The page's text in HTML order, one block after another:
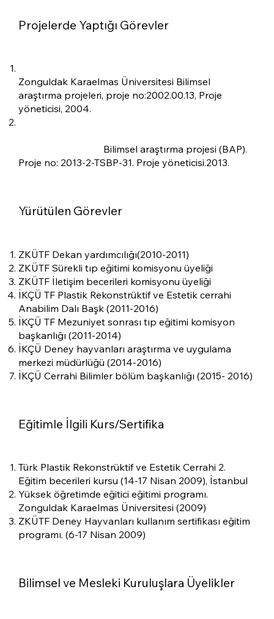
Projelerde Yaptığı Görevler
Zonguldak Karaelmas Üniversitesi Bilimsel
araştırma projeleri, proje no:2002.00.13, Proje
yöneticisi, 2004.
Bilimsel araştırma projesi (BAP).
Proje no: 2013-2-TSBP-31. Proje yöneticisi.2013.
Yürütülen Görevler
ZKÜTF Dekan yardımcılığı(2010-2011)
ZKÜTF Sürekli tıp eğitimi komisyonu üyeliği
ZKÜTF İletişim becerileri komisyonu üyeliği
İKÇÜ TF Plastik Rekonstrüktif ve Estetik cerrahi
Anabilim Dalı Başk (2011-2016)
İKÇÜ TF Mezuniyet sonrası tıp eğitimi komisyon
başkanlığı (2011-2014)
İKÇÜ Deney hayvanları araştırma ve uygulama
merkezi müdürlüğü (2014-2016)
İKÇÜ Cerrahi Bilimler bölüm başkanlığı (2015- 2016)
Eğitimle İlgili Kurs/Sertifika
Türk Plastik Rekonstrüktif ve Estetik Cerrahi 2.
Eğitim becerileri kursu (14-17 Nisan 2009), İstanbul
Yüksek öğretimde eğitici eğitimi programı.
Zonguldak Karaelmas Üniversitesi (2009)
ZKÜTF Deney Hayvanları kullanım sertifikası eğitim
programı. (6-17 Nisan 2009)
Bilimsel ve Mesleki Kuruluşlara Üyelikler